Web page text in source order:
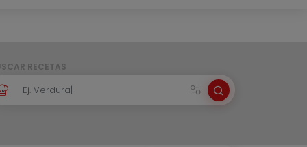
RECETAS